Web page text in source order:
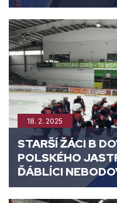
18. 2. 2025
STARŠÍ ŽÁCI B
POLSKÉHO
ĎÁBLÍCI